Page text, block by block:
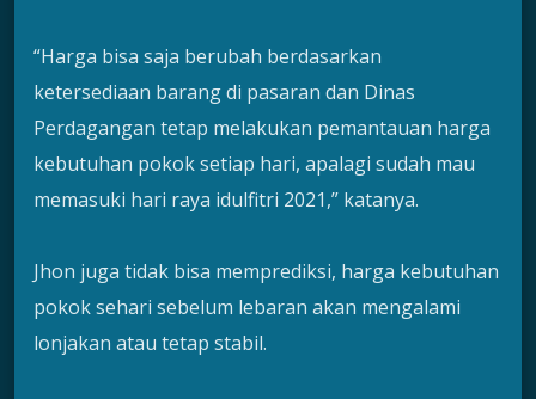
“Harga bisa saja berubah berdasarkan
ketersediaan barang di pasaran dan Dinas
Perdagangan tetap melakukan pemantauan harga
kebutuhan pokok setiap hari, apalagi sudah mau
memasuki hari raya idulfitri 2021,” katanya.
Jhon juga tidak bisa memprediksi, harga kebutuhan
pokok sehari sebelum lebaran akan mengalami
lonjakan atau tetap stabil.